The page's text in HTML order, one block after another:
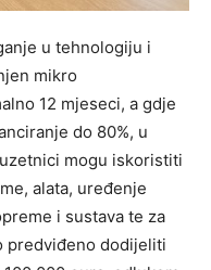
u tehnologiju i
mikro
12 mjeseci, a gdje
do 80%, u
mogu iskoristiti
alata, uređenje
i sustava te za
predviđeno dodijeliti